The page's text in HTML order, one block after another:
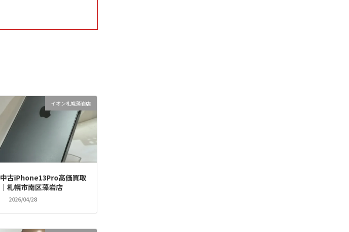
イオン札幌藻岩店
中古iPhone13Pro高価買取
｜札幌市南区藻岩店
2026/04/28